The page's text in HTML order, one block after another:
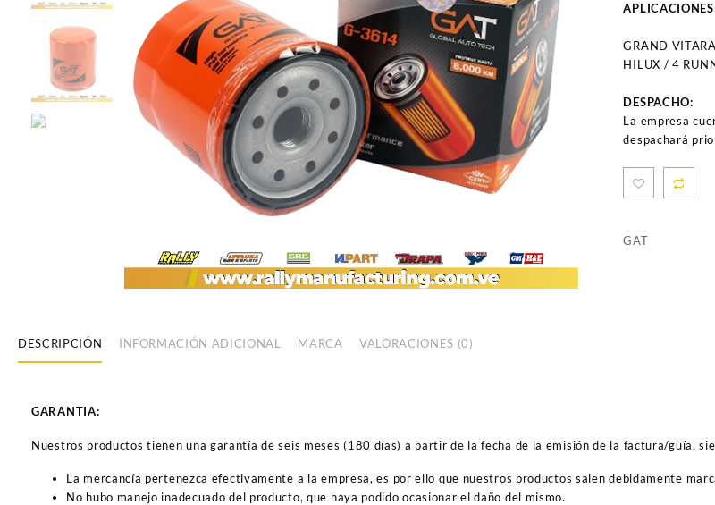
GRAND
HILUX / 4
DESPACHO:
La empresa
despachará
GAT
DESCRIPCIÓN INFORMACIÓN ADICIONAL MARCA VALORACIONES (0)
GARANTIA:
Nuestros productos tienen una garantía de seis meses (180 días) a partir de la fecha de la emisión de la factura/guía,
La mercancía pertenezca efectivamente a la empresa, es por ello que nuestros productos salen debidamente
No hubo manejo inadecuado del producto, que haya podido ocasionar el daño del mismo.